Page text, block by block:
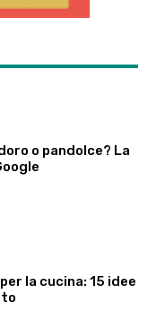
o pandolce? La
la cucina: 15 idee